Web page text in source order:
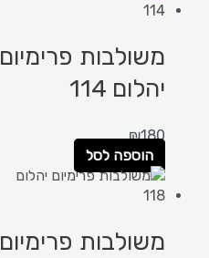
משולבות פרימיום
יהלום 114
₪180
הוספה לסל
משולבות פרימיום